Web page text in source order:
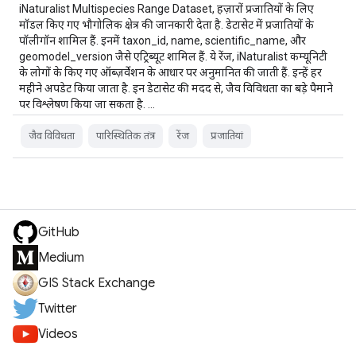
iNaturalist Multispecies Range Dataset, हज़ारों प्रजातियों के लिए
मॉडल किए गए भौगोलिक क्षेत्र की जानकारी देता है. डेटासेट में प्रजातियों के
पॉलीगॉन शामिल हैं. इनमें taxon_id, name, scientific_name, और
geomodel_version जैसे एट्रिब्यूट शामिल हैं. ये रेंज, iNaturalist कम्यूनिटी
के लोगों के किए गए ऑब्ज़र्वेशन के आधार पर अनुमानित की जाती हैं. इन्हें हर
महीने अपडेट किया जाता है. इन डेटासेट की मदद से, जैव विविधता का बड़े पैमाने
पर विश्लेषण किया जा सकता है. …
जैव विविधता पारिस्थितिक तंत्र रेंज प्रजातियां
GitHub
Medium
GIS Stack Exchange
Twitter
Videos